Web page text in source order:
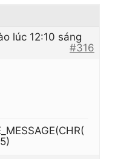
lúc 12:10 sáng
#316